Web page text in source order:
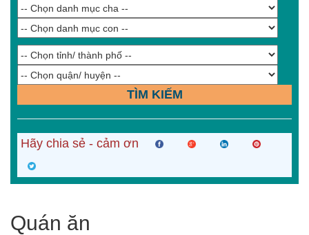
TÌM KIẾM
Hãy chia sẻ - cảm ơn
Quán ăn